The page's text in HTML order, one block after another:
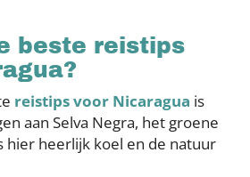
beste reistips
reistips voor Nicaragua is
aan Selva Negra, het groene
hier heerlijk koel en de natuur